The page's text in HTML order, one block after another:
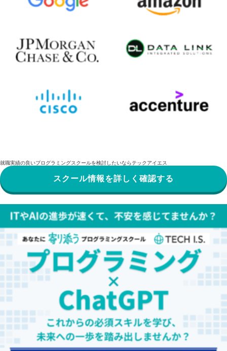
就職実績の良いプログラミングスクールを検討したいならテックアイエス
スクール情報を詳しく確認する